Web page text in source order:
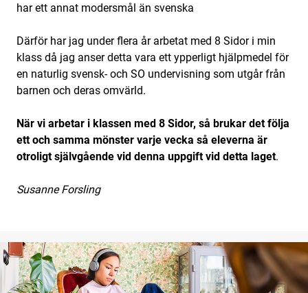
har ett annat modersmål än svenska
Därför har jag under flera år arbetat med 8 Sidor i min
klass då jag anser detta vara ett ypperligt hjälpmedel för
en naturlig svensk- och SO undervisning som utgår från
barnen och deras omvärld.
När vi arbetar i klassen med 8 Sidor, så brukar det följa
ett och samma mönster varje vecka så eleverna är
otroligt självgående vid denna uppgift vid detta laget.
Susanne Forsling